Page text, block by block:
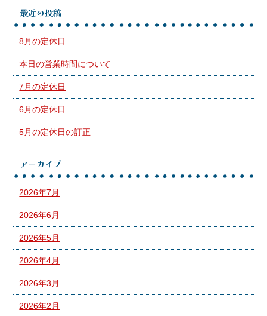
最近の投稿
8月の定休日
本日の営業時間について
7月の定休日
6月の定休日
5月の定休日の訂正
アーカイブ
2026年7月
2026年6月
2026年5月
2026年4月
2026年3月
2026年2月